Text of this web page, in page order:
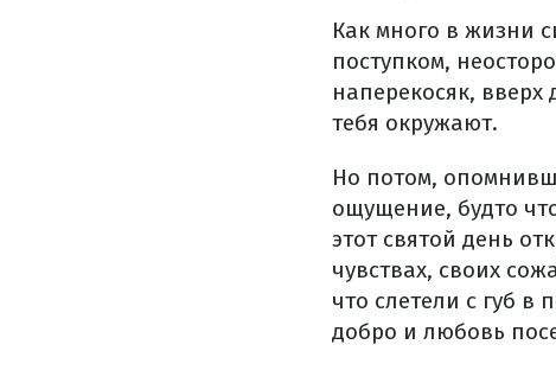
Как много в жизни
поступком,
наперекосяк,
тебя окружают.
Но потом,
ощущение, будто
этот святой день
чувствах, своих
что слетели с губ
добро и любовь